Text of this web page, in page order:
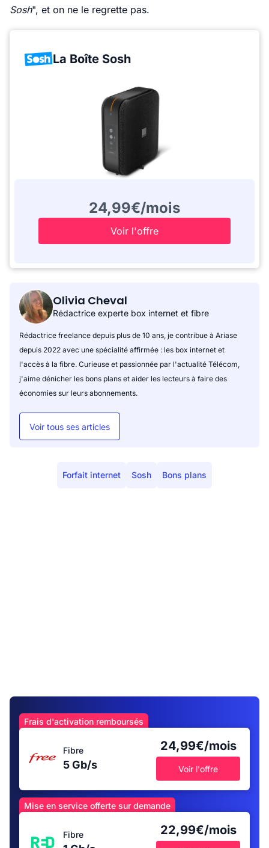
Sosh", et on ne le regrette pas.
La Boîte Sosh
24,99€/mois
Voir l'offre
Olivia Cheval
Rédactrice experte box internet et fibre
Rédactrice freelance depuis plus de 10 ans, je contribue à Ariase
depuis 2022 avec une spécialité affirmée : les box internet et
l'accès à la fibre. Curieuse et passionnée par l'actualité Télécom,
j'aime dénicher les bons plans et aider les lecteurs à faire des
économies sur leurs abonnements.
Voir tous ses articles
Forfait internet Sosh Bons plans
Frais d'activation remboursés
Fibre
5 Gb/s
24,99€/mois
Voir l'offre
Mise en service offerte sur demande
Fibre 22,99€/mois